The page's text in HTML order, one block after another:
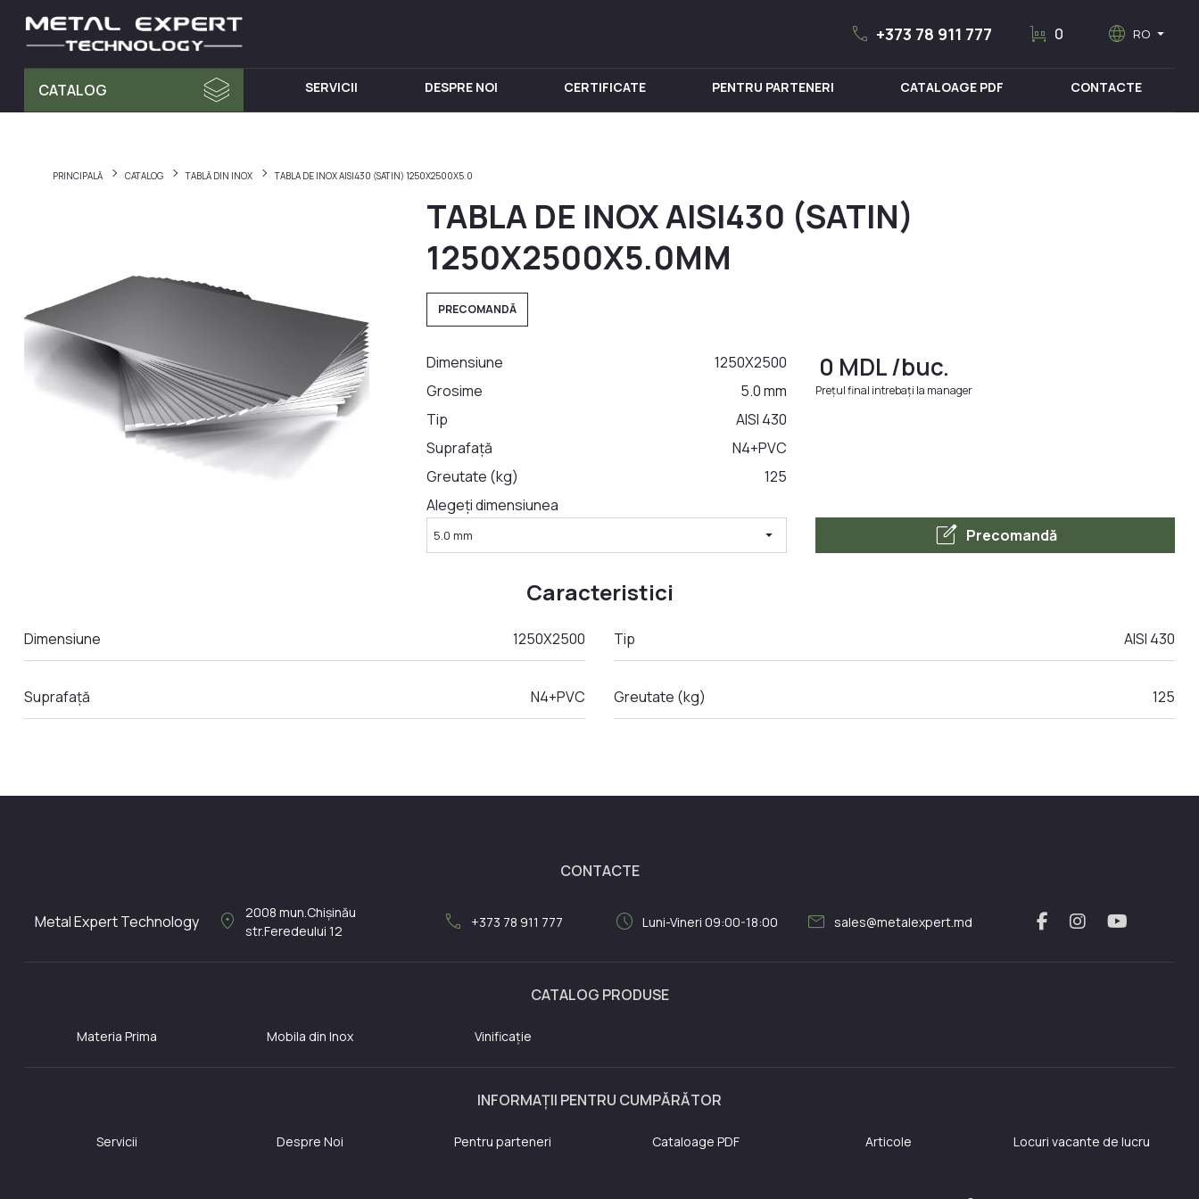
call +373 78 911 777 trolley 0 language RO arrow_drop_down
CATALOG SERVICII DESPRE NOI CERTIFICATE PENTRU PARTENERI CATALOAGE PDF CONTACTE
Accesorii pentru balustrade
Fitinguri
Elemente de fixare și șuruburi
Materiale pentru sudură
Chiuvete din Inox
Dulapuri din Inox
Hote din Inox
Aparat de distilat
LA COMANDA
PRINCIPALĂ CATALOG TABLĂ DIN INOX TABLA DE INOX AISI430 (SATIN) 1250X2500X5.0
TABLA DE INOX AISI430 (SATIN)
1250X2500X5.0MM
PRECOMANDĂ
Dimensiune
1250Х2500
Grosime
5.0 mm
Tip
AISI 430
Suprafață
N4+PVC
Greutate (kg)
125
Alegeți dimensiunea
5.0 mm arrow_drop_down
0 MDL/buc.
Prețul final intrebați la manager
edit_square Precomandă
Caracteristici
Dimensiune 1250Х2500 Tip AISI 430
Suprafață N4+PVC Greutate (kg) 125
CONTACTE
Metal Expert Technology location_on 2008 mun.Chișinău
str.Feredeului 12
call +373 78 911 777 schedule Luni-Vineri 09:00-18:00 mail sales@metalexpert.md
CATALOG PRODUSE
Materia Prima Mobila din Inox Vinificație
INFORMAȚII PENTRU CUMPĂRĂTOR
Servicii Despre Noi Pentru parteneri Cataloage PDF Articole Locuri vacante de lucru